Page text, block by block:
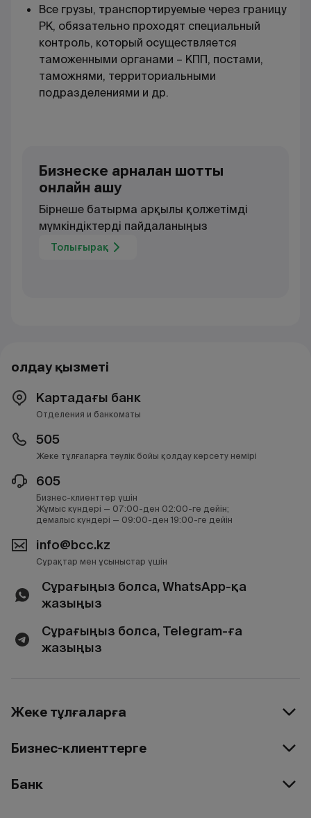
Все грузы, транспортируемые через границу
РК, обязательно проходят специальный
контроль, который осуществляется
таможенными органами – КПП, постами,
таможнями, территориальными
подразделениями и др.
Бизнеске арналған шотты
онлайн ашу
Бірнеше батырма арқылы қолжетімді
мүмкіндіктерді пайдаланыңыз
Толығырақ
Қолдау қызметі
Картадағы банк
Отделения и банкоматы
505
Жеке тұлғаларға тәулік бойы қолдау көрсету нөмірі
605
Бизнес-клиенттер үшін
Жұмыс күндері — 07:00-ден 02:00-ге дейін;
демалыс күндері — 09:00-ден 19:00-ге дейін
info@bcc.kz
Сұрақтар мен ұсыныстар үшін
Сұрағыңыз болса, WhatsApp-қа
жазыңыз
Сұрағыңыз болса, Telegram-ға
жазыңыз
Жеке тұлғаларға
Бизнес-клиенттерге
Банк